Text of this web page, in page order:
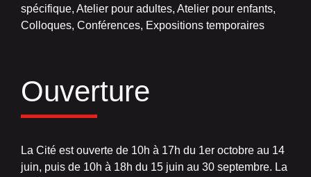
spécifique, Atelier pour adultes, Atelier pour enfants,
Colloques, Conférences, Expositions temporaires
Ouverture
La Cité est ouverte de 10h à 17h du 1er octobre au 14
juin, puis de 10h à 18h du 15 juin au 30 septembre. La